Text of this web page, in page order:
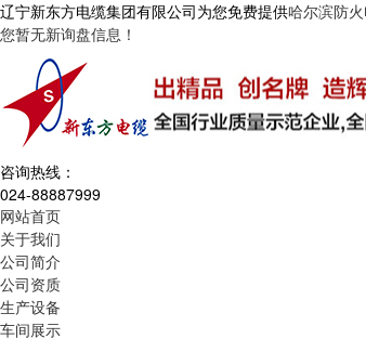
辽宁新东方电缆集团有限公司为您免费提供哈尔滨防
您暂无新询盘信息！
咨询热线：
024-88887999
网站首页
关于我们
公司简介
公司资质
生产设备
车间展示